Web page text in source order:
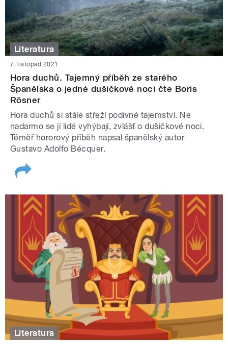
Literatura
7. listopad 2021
Hora duchů. Tajemný příběh ze starého
Španělska o jedné dušičkové noci čte Boris
Rösner
Hora duchů si stále střeží podivné tajemství. Ne
nadarmo se jí lidé vyhýbají, zvlášť o dušičkové noci.
Téměř hororový příběh napsal španělský autor
Gustavo Adolfo Bécquer.
Literatura